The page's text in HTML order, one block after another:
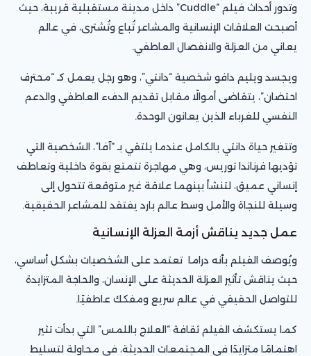
وتدور أحداث فيلم “Cuddle” داخل مدينة مستقبلية قريبة، حيث
أصبحت العلاقات الإنسانية والمشاعر تُباع وتُشترى، في عالم
يعاني من العزلة والانفصال العاطفي.
ويجسد ويليم دافو شخصية “دانتي”، وهو رجل يعمل كـ “محترف
احتضان”، يتقاضى أموالًا مقابل تقديم الدفء العاطفي والدعم
النفسي للغرباء الذين يعانون الوحدة.
وتتغير حياة دانتي بالكامل عندما يلتقي بـ “آفا”، الشخصية التي
تؤديها فرناندا توريس، وهي مهاجرة تتمتع بقوة داخلية وتعاطف
إنساني عميق، لتنشأ بينهما علاقة غير متوقعة تتحول إلى
وسيلة للنجاة والأمل وسط عالم بارد يفتقد للمشاعر الحقيقية.
عمل جديد يناقش أزمة العزلة الإنسانية
ويُوصف الفيلم بأنه دراما تعتمد على الشخصيات بشكل أساسي،
حيث يناقش تأثير العزلة الحديثة على الإنسان، والحاجة المتزايدة
للتواصل الحقيقي في عالم سريع ومفكك عاطفيًا.
كما يستكشف الفيلم ثقافة “العلاج باللمس” التي بدأت تثير
اهتمامًا متزايدًا في المجتمعات الحديثة، في محاولة لتسليط